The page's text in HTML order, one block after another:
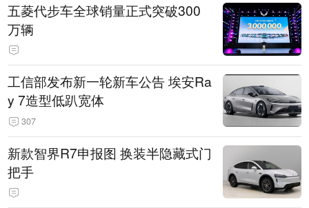
五菱代步车全球销量正式突破300
万辆
工信部发布新一轮新车公告 埃安Ra
y 7造型低趴宽体
307
新款智界R7申报图 换装半隐藏式门
把手